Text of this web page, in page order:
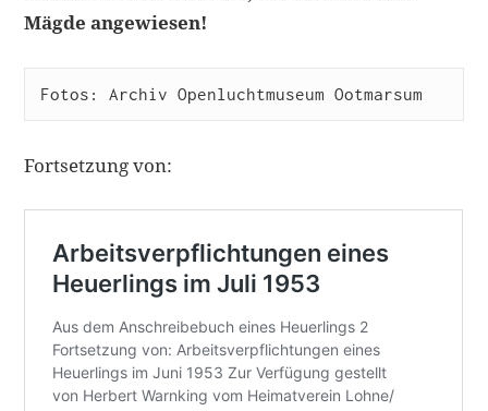
Mägde angewiesen!
Fotos: Archiv Openluchtmuseum Ootmarsum
Fortsetzung von: